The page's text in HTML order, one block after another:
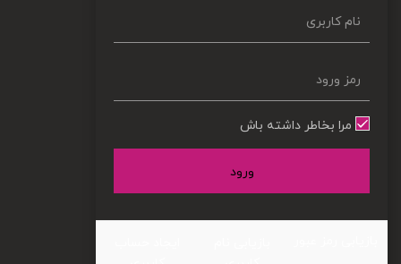
مرا بخاطر داشته باش
ورود